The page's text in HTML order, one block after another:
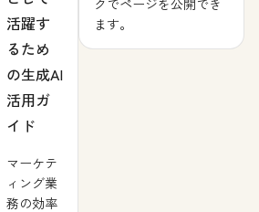
活躍す
るため
の生成AI
活用ガ
イド
マーケテ
ィング業
務の効率
ます。